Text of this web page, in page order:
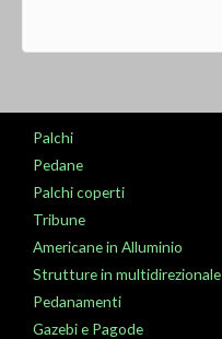
Palchi
Pedane
Palchi coperti
Tribune
Americane in Alluminio
Strutture in multidirezionale
Pedanamenti
Gazebi e Pagode